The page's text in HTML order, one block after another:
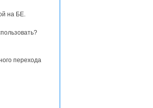
на БЕ.
перехода